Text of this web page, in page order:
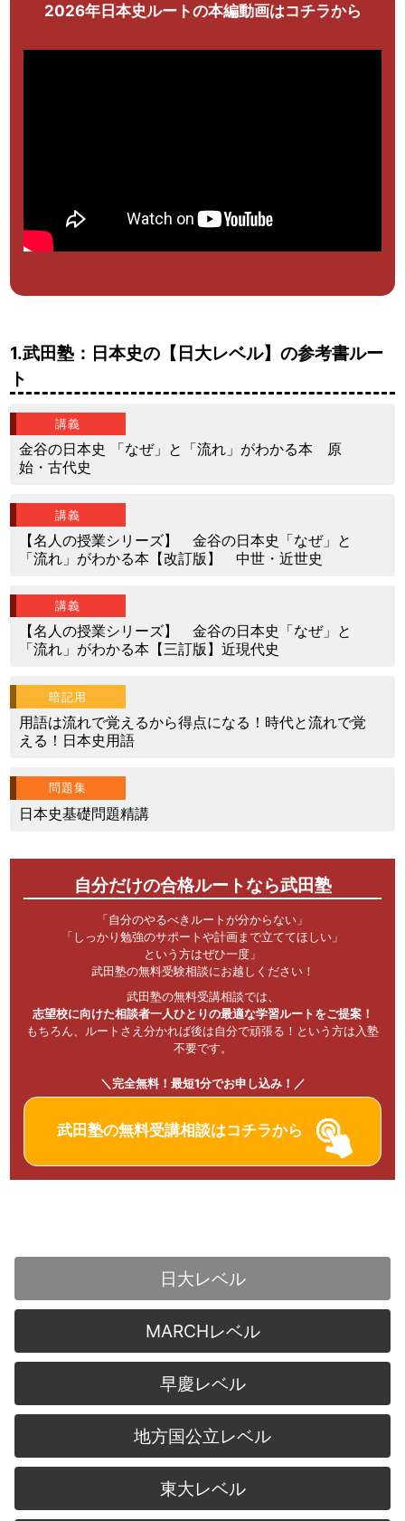
2026年日本史ルートの本編動画はコチラから
1.武田塾：日本史の【日大レベル】の参考書ルー
ト
講義
金谷の日本史 「なぜ」と「流れ」がわかる本 原
始・古代史
講義
【名人の授業シリーズ】 金谷の日本史「なぜ」と
「流れ」がわかる本【改訂版】 中世・近世史
講義
【名人の授業シリーズ】 金谷の日本史「なぜ」と
「流れ」がわかる本【三訂版】近現代史
暗記用
用語は流れで覚えるから得点になる！時代と流れで覚
える！日本史用語
問題集
日本史基礎問題精講
自分だけの合格ルートなら武田塾
「自分のやるべきルートが分からない」
「しっかり勉強のサポートや計画まで立ててほしい」
という方はぜひ一度」
武田塾の無料受験相談にお越しください！
武田塾の無料受講相談では、
志望校に向けた相談者一人ひとりの最適な学習ルートをご提案！
もちろん、ルートさえ分かれば後は自分で頑張る！という方は入塾
不要です。
＼完全無料！最短1分でお申し込み！／
武田塾の無料受講相談はコチラから
日大レベル
MARCHレベル
早慶レベル
地方国公立レベル
東大レベル